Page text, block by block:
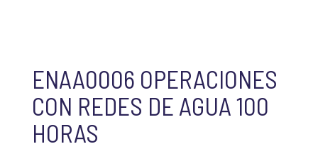
ENAA0006 OPERACIONES
CON REDES DE AGUA 100
HORAS